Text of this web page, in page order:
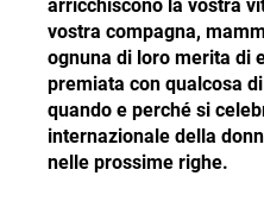
arricchiscono la vostra
vostra compagna,
ognuna di loro merita di
premiata con qualcosa
quando e perché si
internazionale della
nelle prossime righe.